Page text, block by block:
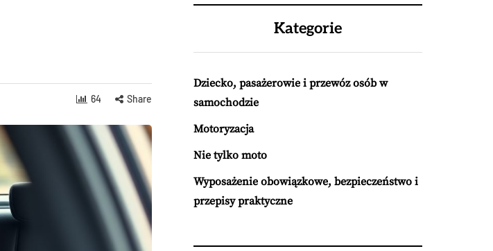
64 Share
Kategorie
Dziecko, pasażerowie i przewóz osób w
samochodzie
Motoryzacja
Nie tylko moto
Wyposażenie obowiązkowe, bezpieczeństwo i
przepisy praktyczne